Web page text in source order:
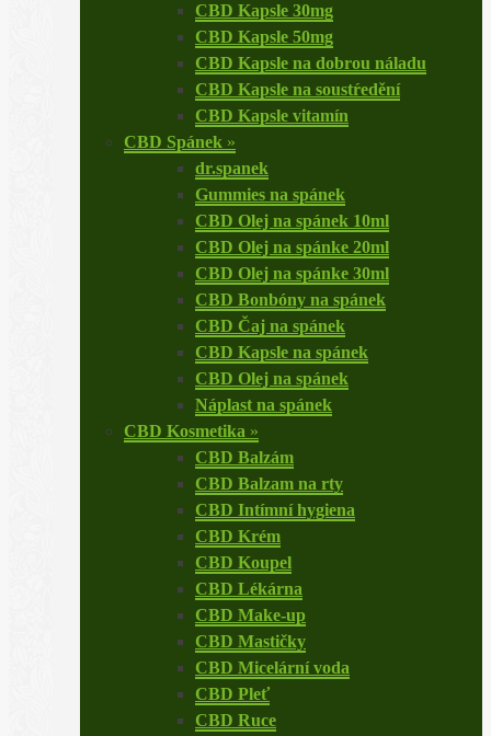
CBD Kapsle 30mg
CBD Kapsle 50mg
CBD Kapsle na dobrou náladu
CBD Kapsle na soustŕedění
CBD Kapsle vitamín
CBD Spánek »
dr.spanek
Gummies na spánek
CBD Olej na spánek 10ml
CBD Olej na spánke 20ml
CBD Olej na spánke 30ml
CBD Bonbóny na spánek
CBD Čaj na spánek
CBD Kapsle na spánek
CBD Olej na spánek
Náplast na spánek
CBD Kosmetika »
CBD Balzám
CBD Balzam na rty
CBD Intímní hygiena
CBD Krém
CBD Koupel
CBD Lékárna
CBD Make-up
CBD Mastičky
CBD Micelární voda
CBD Pleť
CBD Ruce